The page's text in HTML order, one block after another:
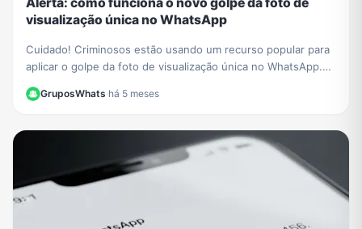
Alerta: como funciona o novo golpe da foto de
visualização única no WhatsApp
Cuidado! Criminosos estão usando um recurso popular para
aplicar o golpe da foto de visualização única no WhatsApp.
GruposWhats·há 5 meses